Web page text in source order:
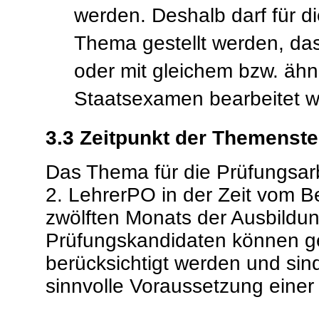
werden. Deshalb darf für
Thema gestellt werden,
oder mit gleichem bzw.
Staatsexamen bearbeitet
3.3 Zeitpunkt der
Das Thema für die
2. LehrerPO in der Zeit vom
zwölften Monats der
Prüfungskandidaten können
berücksichtigt werden und
sinnvolle Voraussetzung